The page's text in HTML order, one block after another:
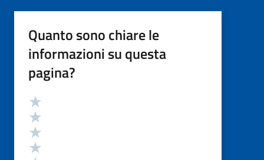
Quanto sono chiare le
informazioni su questa
pagina?
Valutazione